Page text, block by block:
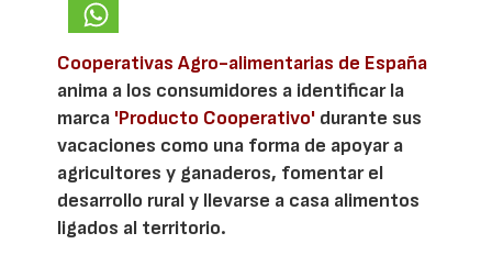
Cooperativas Agro-alimentarias de España
anima a los consumidores a identificar la
marca 'Producto Cooperativo' durante sus
vacaciones como una forma de apoyar a
agricultores y ganaderos, fomentar el
desarrollo rural y llevarse a casa alimentos
ligados al territorio.